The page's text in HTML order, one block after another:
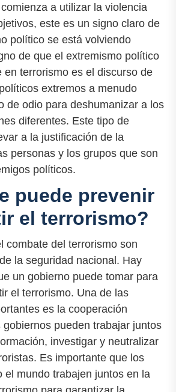
a utilizar la violencia
este es un signo claro de
político se está volviendo
de que el extremismo político
en terrorismo es el discurso de
extremos a menudo
de odio para deshumanizar a los
diferentes. Este tipo de
a la justificación de la
personas y los grupos que son
políticos.
puede prevenir
el terrorismo?
combate del terrorismo son
la seguridad nacional. Hay
un gobierno puede tomar para
el terrorismo. Una de las
es la cooperación
pueden trabajar juntos
investigar y neutralizar
Es importante que los
el mundo trabajen juntos en la